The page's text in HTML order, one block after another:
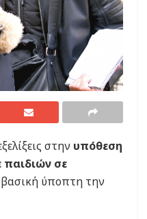
στην υπόθεση
σε
βασική ύποπτη την